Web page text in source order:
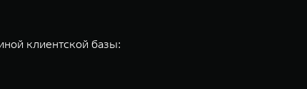
клиентской базы: